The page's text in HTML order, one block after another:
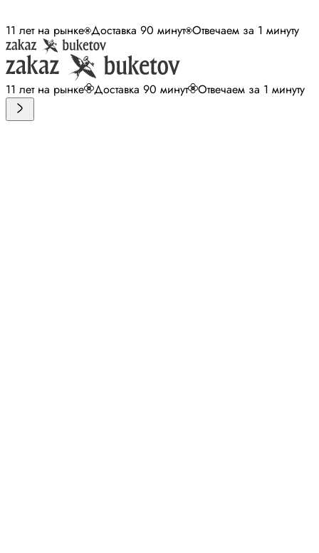
11 лет на рынке Доставка 90 минут Отвечаем за 1 минуту
11 лет на рынке Доставка 90 минут Отвечаем за 1 минуту